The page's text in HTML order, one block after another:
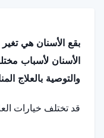
بقع الأسنان هي
الأسنان لأسباب
والتوصية بالعلاج
قد تختلف خيارات